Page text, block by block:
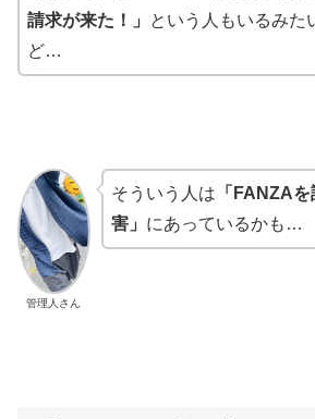
請求が来た！」
という人もいるみた
ど…
管理人さん
そういう人は 「FANZA
害」 にあっているかも…